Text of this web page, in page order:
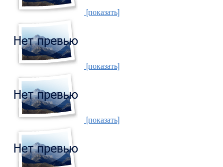
[показать]
[показать]
[показать]